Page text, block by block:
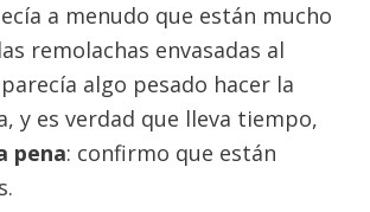
a menudo que están mucho
remolachas envasadas al
algo pesado hacer la
y es verdad que lleva tiempo,
pena: confirmo que están